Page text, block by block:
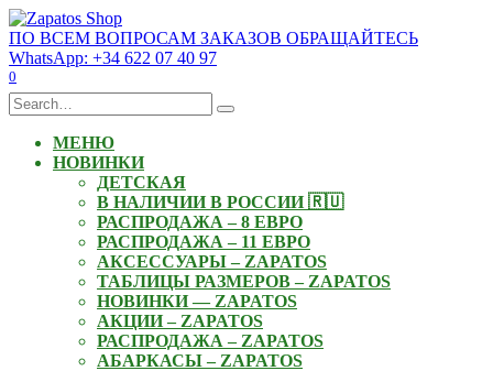
Skip
to
content
ПО ВСЕМ ВОПРОСАМ ЗАКАЗОВ ОБРАЩАЙТЕСЬ
WhatsApp: +34 622 07 40 97
0
Search
for:
МЕНЮ
НОВИНКИ
ДЕТСКАЯ
В НАЛИЧИИ В РОССИИ 🇷🇺
РАСПРОДАЖА – 8 ЕВРО
РАСПРОДАЖА – 11 ЕВРО
АКСЕССУАРЫ – ZAPATOS
ТАБЛИЦЫ РАЗМЕРОВ – ZAPATOS
НОВИНКИ — ZAPATOS
АКЦИИ – ZAPATOS
РАСПРОДАЖА – ZAPATOS
АБАРКАСЫ – ZAPATOS